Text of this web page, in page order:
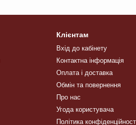
Клієнтам
Вхід до кабінету
Контактна інформація
Оплата і доставка
Обмін та повернення
Про нас
Угода користувача
Політика